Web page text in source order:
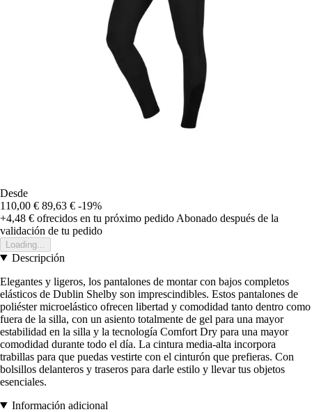
Desde
110,00 € 89,63 € -19%
+4,48 € ofrecidos en tu próximo pedido Abonado después de la
validación de tu pedido
Loading...
Descripción
Elegantes y ligeros, los pantalones de montar con bajos completos
elásticos de Dublin Shelby son imprescindibles. Estos pantalones de
poliéster microelástico ofrecen libertad y comodidad tanto dentro como
fuera de la silla, con un asiento totalmente de gel para una mayor
estabilidad en la silla y la tecnología Comfort Dry para una mayor
comodidad durante todo el día. La cintura media-alta incorpora
trabillas para que puedas vestirte con el cinturón que prefieras. Con
bolsillos delanteros y traseros para darle estilo y llevar tus objetos
esenciales.
Información adicional